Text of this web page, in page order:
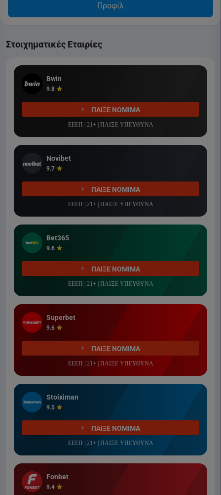
Προφίλ
Στοιχηματικές Εταιρίες
Bwin
9.8
ΠΑΙΞΕ ΝΟΜΙΜΑ
ΕΕΕΠ | 21+ | ΠΑΙΞΕ ΥΠΕΥΘΥΝΑ
Novibet
9.7
ΠΑΙΞΕ ΝΟΜΙΜΑ
ΕΕΕΠ | 21+ | ΠΑΙΞΕ ΥΠΕΥΘΥΝΑ
Bet365
9.6
ΠΑΙΞΕ ΝΟΜΙΜΑ
ΕΕΕΠ | 21+ | ΠΑΙΞΕ ΥΠΕΥΘΥΝΑ
Superbet
9.6
ΠΑΙΞΕ ΝΟΜΙΜΑ
ΕΕΕΠ | 21+ | ΠΑΙΞΕ ΥΠΕΥΘΥΝΑ
Stoiximan
9.5
ΠΑΙΞΕ ΝΟΜΙΜΑ
ΕΕΕΠ | 21+ | ΠΑΙΞΕ ΥΠΕΥΘΥΝΑ
Fonbet
9.4